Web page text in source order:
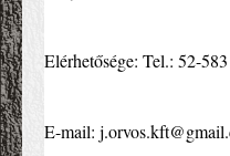
Elérhetősége: Tel.: 52-
E-mail: